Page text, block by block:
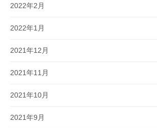
2022年2月
2022年1月
2021年12月
2021年11月
2021年10月
2021年9月